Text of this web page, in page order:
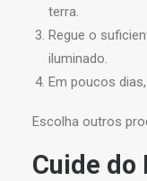
terra.
Regue o
iluminado.
Em poucos
Escolha outros
Cuide do